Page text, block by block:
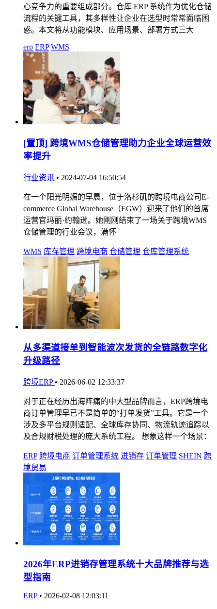
心竞争力的重要组成部分。仓库 ERP 系统作为优化仓储
流程的关键工具，其多样性让企业在选型时常常面临困
惑。本文将从功能模块、应用场景、部署方式三大
erp ERP WMS
[置顶] 跨境WMS仓储管理助力企业全球运营效
率提升
行业资讯 • 2024-07-04 16:50:54
在一个阳光明媚的早晨，位于洛杉矶的跨境电商公司E-
commerce Global Warehouse（EGW）迎来了他们的首席
运营官玛丽·约翰逊。她刚刚结束了一场关于跨境WMS
仓储管理的行业会议，满怀
WMS 库存管理 跨境电商 仓储管理 仓库管理系统
从多渠道接单到智能波次发货的全链路数字化
升级路径
跨境ERP • 2026-06-02 12:33:37
对于正在经历出海阵痛的中大型品牌而言，ERP跨境电
商订单管理早已不是简单的“打单发货”工具。它是一个
涉及多平台规则适配、全球库存协同、物流轨迹追踪以
及合规财税处理的庞大系统工程。 想象这样一个场景：
ERP 跨境电商 订单管理系统 进销存 订单管理 SHEIN 跨
境贸易
2026年ERP进销存管理系统十大品牌推荐与选
型指南
ERP • 2026-02-08 12:03:11